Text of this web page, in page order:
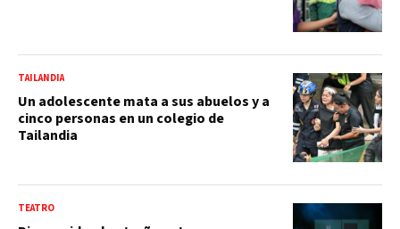
TAILANDIA
Un adolescente mata a sus abuelos y a
cinco personas en un colegio de
Tailandia
TEATRO